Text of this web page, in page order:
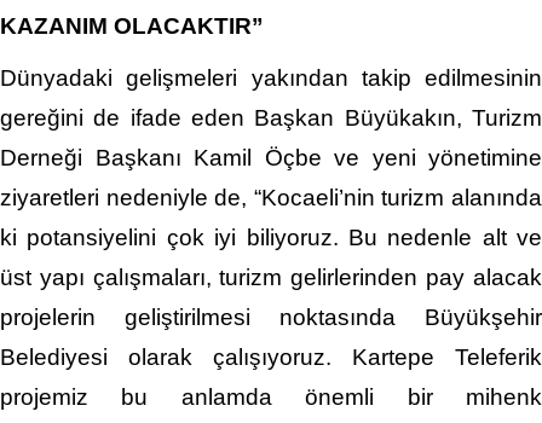
KAZANIM OLACAKTIR”
Dünyadaki gelişmeleri yakından takip edilmesinin
gereğini de ifade eden Başkan Büyükakın, Turizm
Derneği Başkanı Kamil Öçbe ve yeni yönetimine
ziyaretleri nedeniyle de, “Kocaeli’nin turizm alanında
ki potansiyelini çok iyi biliyoruz. Bu nedenle alt ve
üst yapı çalışmaları, turizm gelirlerinden pay alacak
projelerin geliştirilmesi noktasında Büyükşehir
Belediyesi olarak çalışıyoruz. Kartepe Teleferik
projemiz bu anlamda önemli bir mihenk